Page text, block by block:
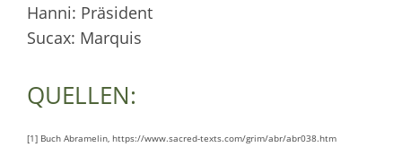
Hanni: Präsident
Sucax: Marquis
QUELLEN:
[1] Buch Abramelin, https://www.sacred-texts.com/grim/abr/abr038.htm